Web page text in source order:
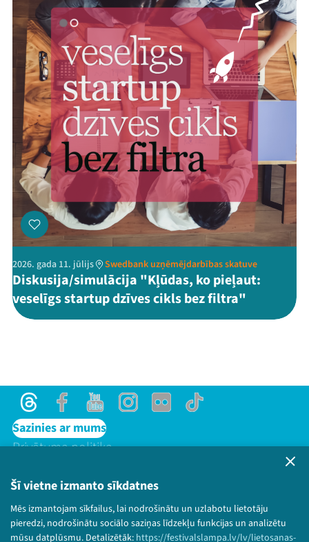
Šī vietne izmanto sīkdatnes
Mēs izmantojam sīkfailus, lai nodrošinātu un uzlabotu lietotāju
pieredzi, nodrošinātu sociālo saziņas līdzekļu funkcijas un analizētu
mūsu datplūsmu. Detalizētāk: https://festivalslampa.lv/lv/lietosanas-
2026. gada 11. jūlijs Swedbank uzņēmējdarbības skatuve
Diskusija/simulācija "Kļūdas, ko pieļaut:
veselīgs startup dzīves cikls bez filtra"
ThreadsFacebookYoutubeInstagram
Flick TikTok
Sazinies ar mums
Privātuma politika
Bērnu aizsardzības politika
© 2026 Sarunu festivāls LAMPA Visas tiesības
paturētas.